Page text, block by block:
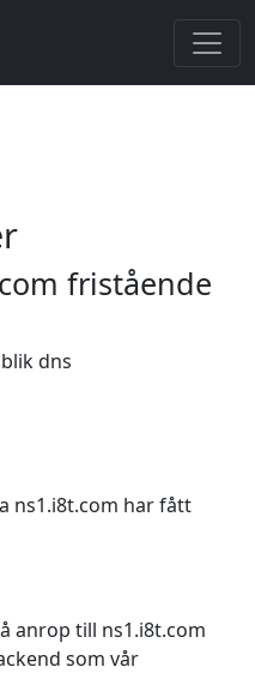
fristående
dns
ns1.i8t.com har fått
anrop till ns1.i8t.com
som vår